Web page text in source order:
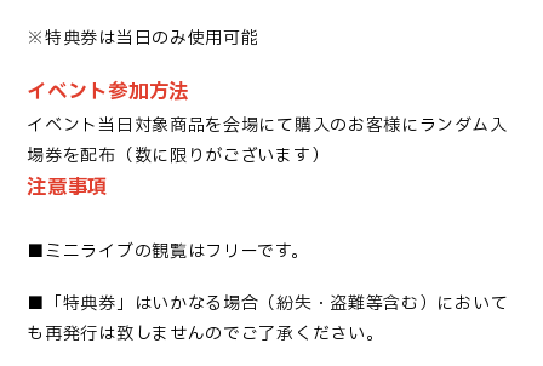
※特典券は当日のみ使用可能
イベント参加方法
イベント当日対象商品を会場にて購入のお客様にランダム入
場券を配布（数に限りがございます）
注意事項
■ミニライブの観覧はフリーです。
■「特典券」はいかなる場合（紛失・盗難等含む）において
も再発行は致しませんのでご了承ください。